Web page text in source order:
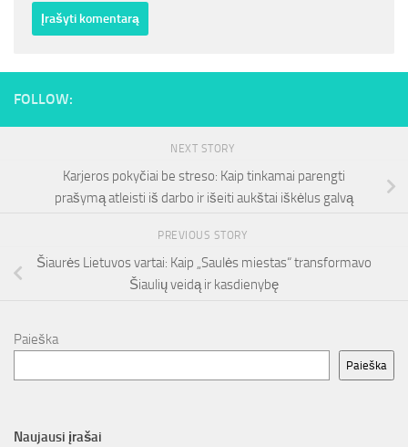
FOLLOW:
NEXT STORY
Karjeros pokyčiai be streso: Kaip tinkamai parengti
prašymą atleisti iš darbo ir išeiti aukštai iškėlus galvą
PREVIOUS STORY
Šiaurės Lietuvos vartai: Kaip „Saulės miestas“ transformavo
Šiaulių veidą ir kasdienybę
Paieška
Paieška
Naujausi įrašai